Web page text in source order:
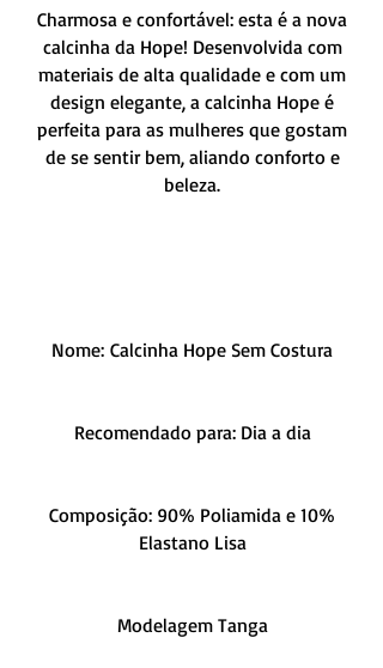
Charmosa e confortável: esta é a nova
calcinha da Hope! Desenvolvida com
materiais de alta qualidade e com um
design elegante, a calcinha Hope é
perfeita para as mulheres que gostam
de se sentir bem, aliando conforto e
beleza.
Nome: Calcinha Hope Sem Costura
Recomendado para: Dia a dia
Composição: 90% Poliamida e 10%
Elastano Lisa
Modelagem Tanga